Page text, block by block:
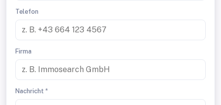
Telefon
Firma
Nachricht *